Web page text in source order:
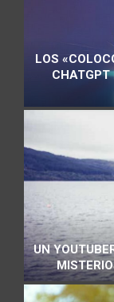
LOS
CHATGPT
UN